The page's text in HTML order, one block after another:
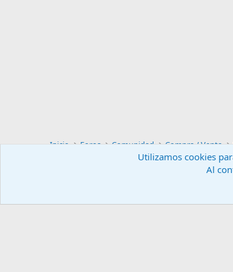
Inicio Foros Comunidad Compra / Venta
Utilizamos cookies
Al